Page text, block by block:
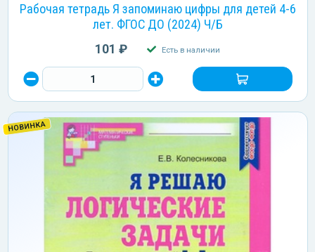
Рабочая тетрадь Я запоминаю цифры для детей 4-6
лет. ФГОС ДО (2024) Ч/Б
101 ₽ Есть в наличии
НОВИНКА